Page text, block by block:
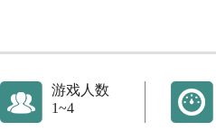
游戏人数
1~4